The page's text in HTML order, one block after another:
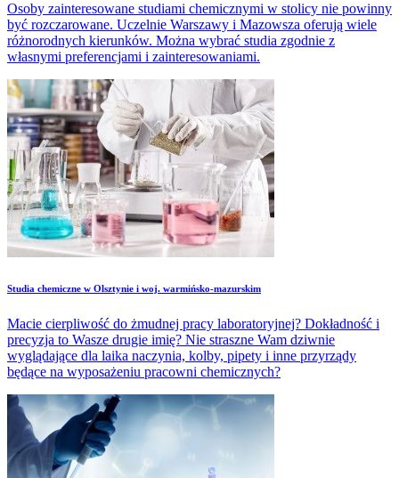
Osoby zainteresowane studiami chemicznymi w stolicy nie powinny
być rozczarowane. Uczelnie Warszawy i Mazowsza oferują wiele
różnorodnych kierunków. Można wybrać studia zgodnie z
własnymi preferencjami i zainteresowaniami.
Studia chemiczne w Olsztynie i woj. warmińsko-mazurskim
Macie cierpliwość do żmudnej pracy laboratoryjnej? Dokładność i
precyzja to Wasze drugie imię? Nie straszne Wam dziwnie
wyglądające dla laika naczynia, kolby, pipety i inne przyrządy
będące na wyposażeniu pracowni chemicznych?